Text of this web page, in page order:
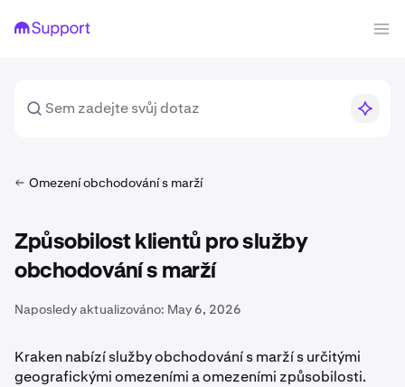
Omezení obchodování s marží
Způsobilost klientů pro služby
obchodování s marží
Naposledy aktualizováno: May 6, 2026
Kraken nabízí služby obchodování s marží s určitými
geografickými omezeními a omezeními způsobilosti.